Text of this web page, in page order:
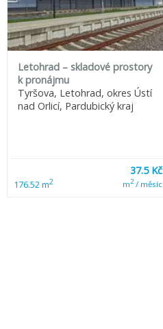
Letohrad – skladové prostory
k pronájmu
Tyršova, Letohrad, okres Ústí
nad Orlicí, Pardubický kraj
176.52 m2
37.5 Kč
m2/ měsíc